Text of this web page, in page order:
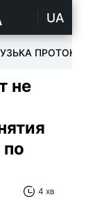
UA
ПРОТОКА
не
4 хв